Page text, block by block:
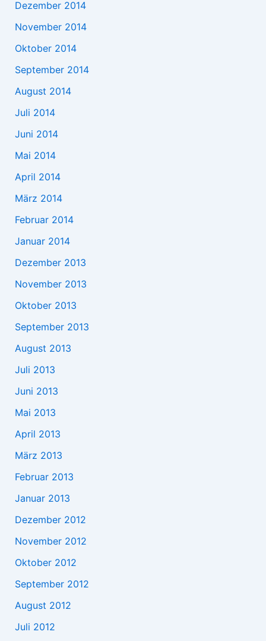
Dezember 2014
November 2014
Oktober 2014
September 2014
August 2014
Juli 2014
Juni 2014
Mai 2014
April 2014
März 2014
Februar 2014
Januar 2014
Dezember 2013
November 2013
Oktober 2013
September 2013
August 2013
Juli 2013
Juni 2013
Mai 2013
April 2013
März 2013
Februar 2013
Januar 2013
Dezember 2012
November 2012
Oktober 2012
September 2012
August 2012
Juli 2012